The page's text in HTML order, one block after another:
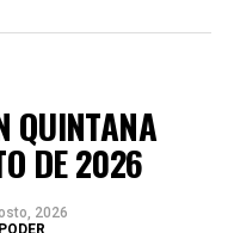
atender áreas de
Interno de Control,
y la toma de
QUINTANA
DE 2026
2026